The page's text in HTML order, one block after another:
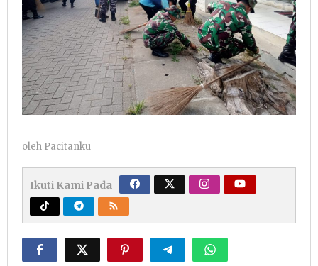
oleh Pacitanku
Ikuti Kami Pada